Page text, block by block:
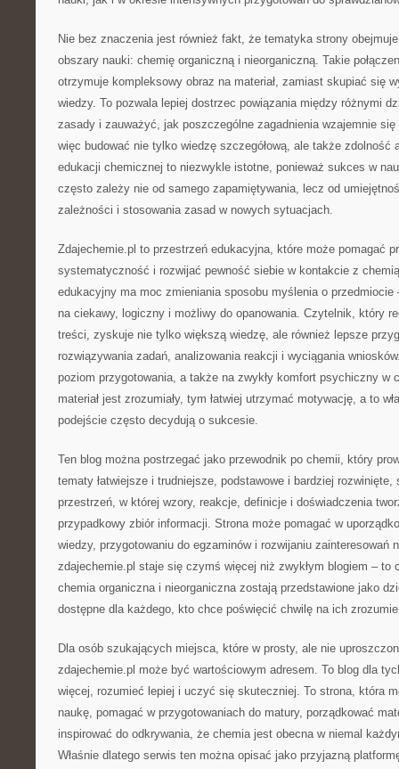
Nie bez znaczenia jest również fakt, że tematyka strony
obszary nauki: chemię organiczną i nieorganiczną. Takie
otrzymuje kompleksowy obraz na materiał, zamiast skupiać się
wiedzy. To pozwala lepiej dostrzec powiązania między różnymi
zasady i zauważyć, jak poszczególne zagadnienia wzajemnie się
więc budować nie tylko wiedzę szczegółową, ale także zdolność
edukacji chemicznej to niezwykle istotne, ponieważ sukces w
często zależy nie od samego zapamiętywania, lecz od
zależności i stosowania zasad w nowych sytuacjach.
Zdajechemie.pl to przestrzeń edukacyjna, które może pomagać
systematyczność i rozwijać pewność siebie w kontakcie z
edukacyjny ma moc zmieniania sposobu myślenia o przedmiocie
na ciekawy, logiczny i możliwy do opanowania. Czytelnik, który
treści, zyskuje nie tylko większą wiedzę, ale również lepsze
rozwiązywania zadań, analizowania reakcji i wyciągania
poziom przygotowania, a także na zwykły komfort psychiczny w
materiał jest zrozumiały, tym łatwiej utrzymać motywację, a to
podejście często decydują o sukcesie.
Ten blog można postrzegać jako przewodnik po chemii, który
tematy łatwiejsze i trudniejsze, podstawowe i bardziej
przestrzeń, w której wzory, reakcje, definicje i doświadczenia
przypadkowy zbiór informacji. Strona może pomagać w
wiedzy, przygotowaniu do egzaminów i rozwijaniu zainteresowań
zdajechemie.pl staje się czymś więcej niż zwykłym blogiem – to
chemia organiczna i nieorganiczna zostają przedstawione jako
dostępne dla każdego, kto chce poświęcić chwilę na ich
Dla osób szukających miejsca, które w prosty, ale nie
zdajechemie.pl może być wartościowym adresem. To blog dla
więcej, rozumieć lepiej i uczyć się skuteczniej. To strona, która
naukę, pomagać w przygotowaniach do matury, porządkować
inspirować do odkrywania, że chemia jest obecna w niemal
Właśnie dlatego serwis ten można opisać jako przyjazną